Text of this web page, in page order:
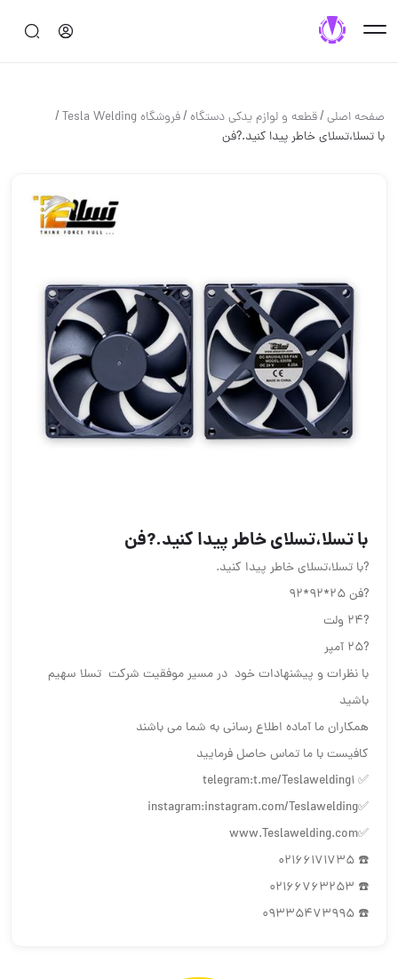
صفحه اصلی/قطعه و لوازم یدکی دستگاه/فروشگاه Tesla Welding /
با تسلا،تسلای خاطر پیدا کنید.?فن
با تسلا،تسلای خاطر پیدا کنید.?فن
?با تسلا،تسلای خاطر پیدا کنید.
?فن ۲۵*۹۲*۹۲
?۲۴ ولت
?۲۵ آمپر
با نظرات و پیشنهادات خود در مسیر موفقیت شرکت تسلا سهیم
باشید
همکاران ما آماده اطلاع رسانی به شما می باشند
کافیست با ما تماس حاصل فرمایید
✅ telegram:t.me/Teslawelding1
✅instagram:instagram.com/Teslawelding
✅www.Teslawelding.com
☎️ 02166171735
☎️ 02166763253
☎️ 09335473995